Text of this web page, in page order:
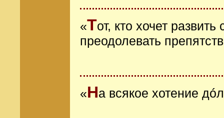
«Тот, кто хочет
преодолевать
«На всякое хотение